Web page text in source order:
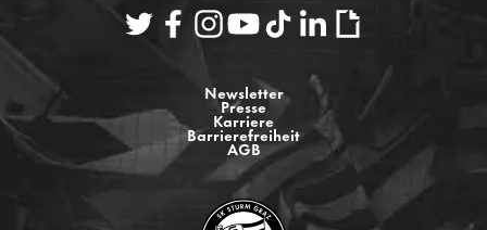
Newsletter
Presse
Karriere
Barrierefreiheit
AGB